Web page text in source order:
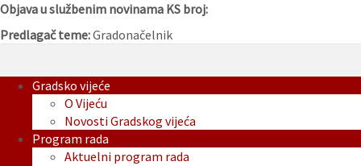
Objava u službenim novinama KS broj:
Predlagač teme:Gradonačelnik
Gradsko vijeće
O Vijeću
Novosti Gradskog vijeća
Program rada
Aktuelni program rada